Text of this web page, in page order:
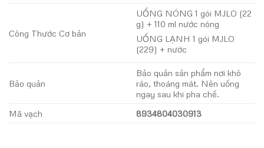
Công Thước Cơ bản
UỐNG NÓNG 1 gói MJLO (22
g) + 110 ml nước nóng
UỐNG LẠNH 1 gói MJLO
(229) + nước
Bảo quản
Bảo quản sản phẩm nơi khô
ráo, thoáng mát. Nên uống
ngay sau khi pha chế.
Mã vạch
8934804030913